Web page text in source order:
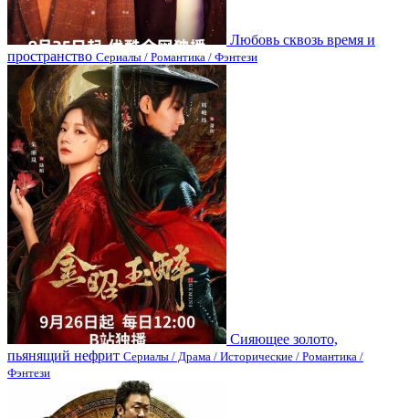
Любовь сквозь время и
пространство Сериалы / Романтика / Фэнтези
Сияющее золото,
пьянящий нефрит Сериалы / Драма / Исторические / Романтика /
Фэнтези